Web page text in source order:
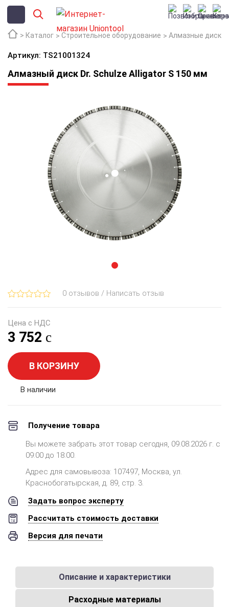
Каталог Строительное оборудование Алмазные диски
Артикул: TS21001324
Алмазный диск Dr. Schulze Alligator S 150 мм
0 отзывов / Написать отзыв
Цена с НДС
3 752
В КОРЗИНУ
В наличии
Получение товара
Вы можете забрать этот товар сегодня, 09.08.2026 г. с
09:00 до 18:00.
Адрес для самовывоза: 107497, Москва, ул.
Краснобогатырская, д. 89, стр. 3.
Задать вопрос эксперту
Рассчитать стоимость доставки
Версия для печати
Описание и характеристики
Расходные материалы